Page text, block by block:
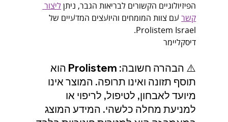
הפיזיולוגיים הקשורים לבריאות הגבר, ניתן ליצור
קשר עם צוות המומחים והיועצים המדעיים של
Prolistem Israel.
דיסקליימר
⚠️ הבהרה חשובה: Prolistem הוא
תוסף תזונה ואינו תרופה. המוצר אינו
מיועד לאבחון, לטיפול, לריפוי או
למניעת מחלה כלשהי. המידע המוצג